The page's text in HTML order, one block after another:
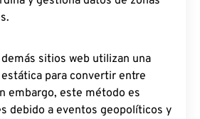
sitios web utilizan una
para convertir entre
embargo, este método es
debido a eventos geopolíticos y